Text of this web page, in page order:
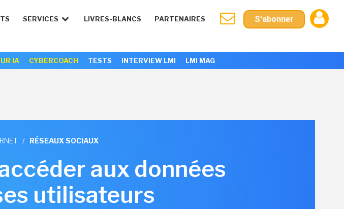
SERVICES LIVRES-BLANCS PARTENAIRES S'abonner
IA CYBERCOACH TESTS INTERVIEW LMI LMI MAG
/ RÉSEAUX SOCIAUX
aux données
utilisateurs